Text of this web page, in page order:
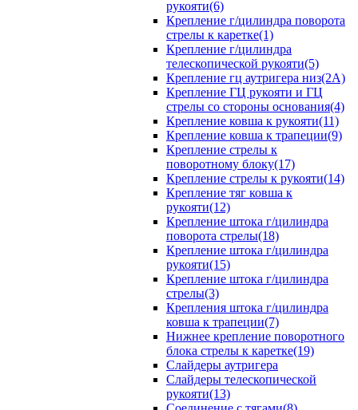
рукояти(6)
Крепление г/цилиндра поворота
стрелы к каретке(1)
Крепление г/цилиндра
телескопической рукояти(5)
Крепление гц аутригера низ(2А)
Крепление ГЦ рукояти и ГЦ
стрелы со стороны основания(4)
Крепление ковша к рукояти(11)
Крепление ковша к трапеции(9)
Крепление стрелы к
поворотному блоку(17)
Крепление стрелы к рукояти(14)
Крепление тяг ковша к
рукояти(12)
Крепление штока г/цилиндра
поворота стрелы(18)
Крепление штока г/цилиндра
рукояти(15)
Крепление штока г/цилиндра
стрелы(3)
Крепления штока г/цилиндра
ковша к трапеции(7)
Нижнее крепление поворотного
блока стрелы к каретке(19)
Слайдеры аутригера
Слайдеры телескопической
рукояти(13)